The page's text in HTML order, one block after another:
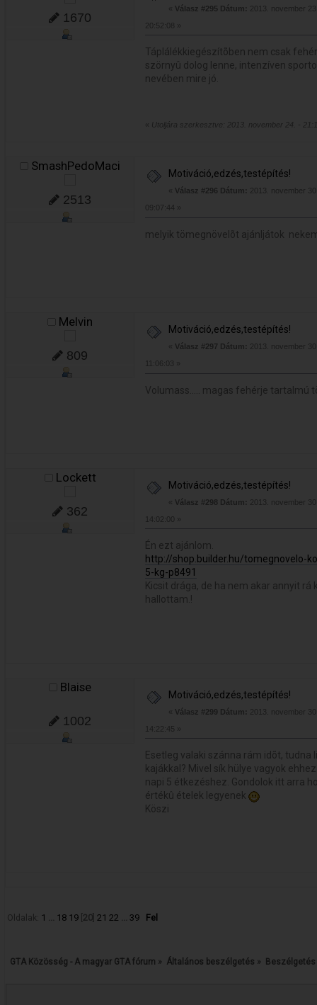
1670
« Válasz #295 Dátum:
2013. november
20:52:08 »
Táplálékkiegészítõben nem csak
szörnyû dolog lenne, intenzíven
nevében mire jó.
« Utoljára szerkesztve: 2013. november 24. -
SmashPedoMaci
2513
Motiváció,edzés,testépítés!
« Válasz #296 Dátum:
2013. november
09:07:44 »
melyik tömegnövelõt ajánljátok
Melvin
809
Motiváció,edzés,testépítés!
« Válasz #297 Dátum:
2013. november
11:06:03 »
Volumass..... magas fehérje tartalmú
Lockett
362
Motiváció,edzés,testépítés!
« Válasz #298 Dátum:
2013. november
14:02:00 »
Én ezt ajánlom.
http://shop.builder.hu/tomegnovelo-
5-kg-p8491
Kicsit drága, de ha nem akar annyit
hallottam.!
Blaise
1002
Motiváció,edzés,testépítés!
« Válasz #299 Dátum:
2013. november
14:22:45 »
Esetleg valaki szánna rám idõt,
kajákkal? Mivel sík hülye vagyok
napi 5 étkezéshez. Gondolok itt arra
értékû ételek legyenek
Köszi
Oldalak: 1 18 19[20] 21 22 39 Fel
GTA Közösség - A magyar GTA fórum » Általános beszélgetés » Beszélgetés